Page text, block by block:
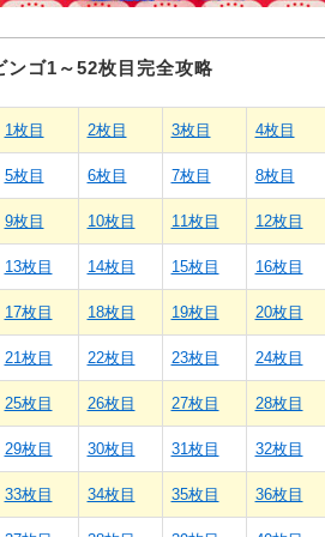
ンゴ1～52枚目完全攻略
1枚目 2枚目 3枚目 4枚目
5枚目 6枚目 7枚目 8枚目
9枚目 10枚目 11枚目 12枚目
13枚目 14枚目 15枚目 16枚目
17枚目 18枚目 19枚目 20枚目
21枚目 22枚目 23枚目 24枚目
25枚目 26枚目 27枚目 28枚目
29枚目 30枚目 31枚目 32枚目
33枚目 34枚目 35枚目 36枚目